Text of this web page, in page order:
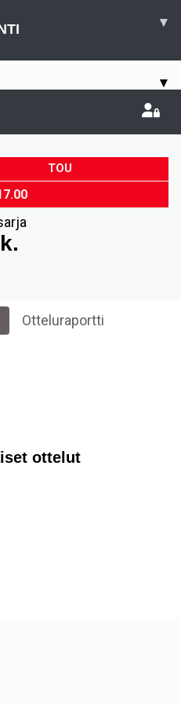
▾
▾
TOU
Otteluraportti
ottelut